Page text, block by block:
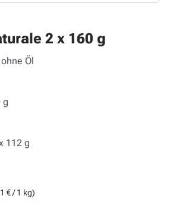
2 x 160 g
Öl
g
112 g
€ / 1 kg)